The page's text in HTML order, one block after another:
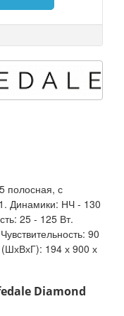
полосная, с
Динамики: НЧ - 130
25 - 125 Вт.
90
194 х 900 х
Diamond